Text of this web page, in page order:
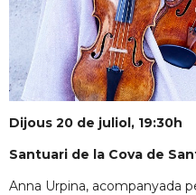
Dijous 20 de juliol, 19:30h
Santuari de la Cova de
Anna Urpina, acompanyada